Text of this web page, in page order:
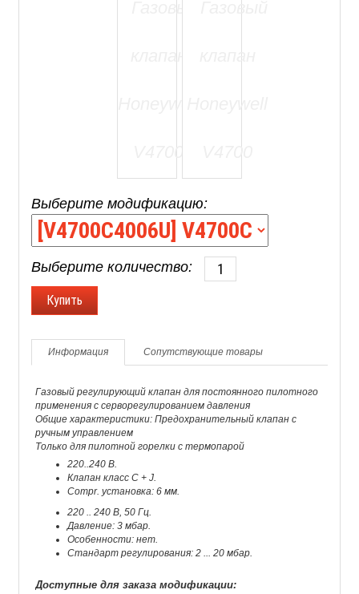
Выберите модификацию:
Выберите количество:
Информация Сопутствующие товары
Газовый регулирующий клапан для постоянного пилотного
применения с серворегулированием давления
Общие характеристики: Предохранительный клапан с
ручным управлением
Только для пилотной горелки с термопарой
220..240 В.
Клапан класс C + J.
Compr. установка: 6 мм.
220 .. 240 В, 50 Гц.
Давление: 3 мбар.
Особенности: нет.
Стандарт регулирования: 2 ... 20 мбар.
Доступные для заказа модификации: